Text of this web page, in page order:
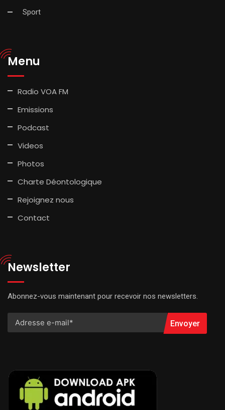
Sport
Menu
Radio VOA FM
Emissions
Podcast
Videos
Photos
Charte Déontologique
Rejoignez nous
Contact
Newsletter
Abonnez-vous maintenant pour recevoir nos newsletters.
Envoyer